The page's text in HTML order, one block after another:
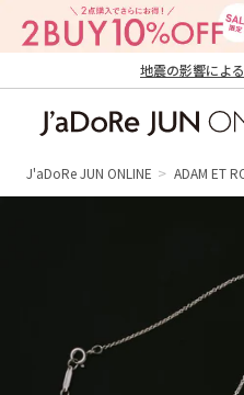
地震の影響によ
ン オンライン）
J'aDoRe JUN ONLINE ADAM ET